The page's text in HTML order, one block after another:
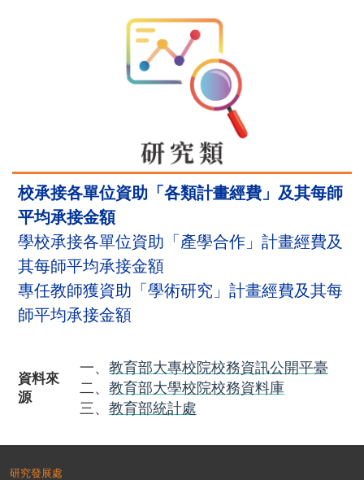
校承接各單位資助「各類計畫經費」及其每師
平均承接金額
學校承接各單位資助「產學合作」計畫經費及
其每師平均承接金額
專任教師獲資助「學術研究」計畫經費及其每
師平均承接金額
資料來
源
一、 教育部大專校院校務資訊公開平臺
二、 教育部大學校院校務資料庫
三、 教育部統計處
研究發展處